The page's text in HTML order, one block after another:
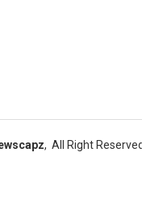
, All Right Reserved.